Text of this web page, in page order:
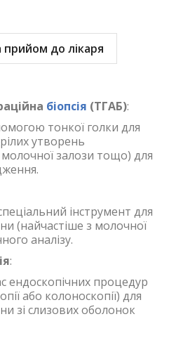
прийом до лікаря
біопсія (ТГАБ):
тонкої голки для
утворень
залози тощо) для
інструмент для
(найчастіше з молочної
аналізу.
:
ендоскопічних процедур
або колоноскопії) для
зі слизових оболонок